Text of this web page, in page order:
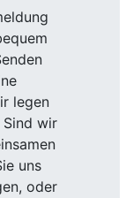
legen
wir
uns
oder